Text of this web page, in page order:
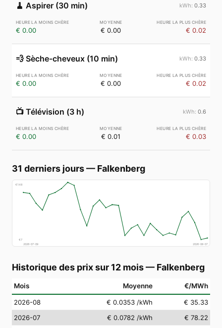
🧹 Aspirer (30 min) 0.33
€ 0.00 € 0.00 € 0.02
💨 Sèche-cheveux (10 min) 0.33
€ 0.00 € 0.00 € 0.02
📺 Télévision (3 h) 0.6
€ 0.00 € 0.01 € 0.03
31 derniers jours— Falkenberg
€148
€7
2026-07-09
2026-08-07
Historique des prix sur 12 mois— Falkenberg
Mois Moyenne €/MWh
2026-08 € 0.0353 /kWh
€ 35.33
2026-07
€ 0.0782 /kWh
€ 78.22